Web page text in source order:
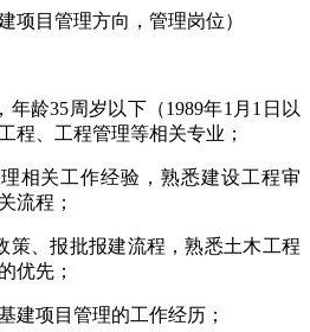
目管理方向，管理岗位）
龄35周岁以下（1989年1月1日以
程、工程管理等相关专业；
关工作经验，熟悉建设工程审
流程；
、报批报建流程，熟悉土木工程
优先；
项目管理的工作经历；